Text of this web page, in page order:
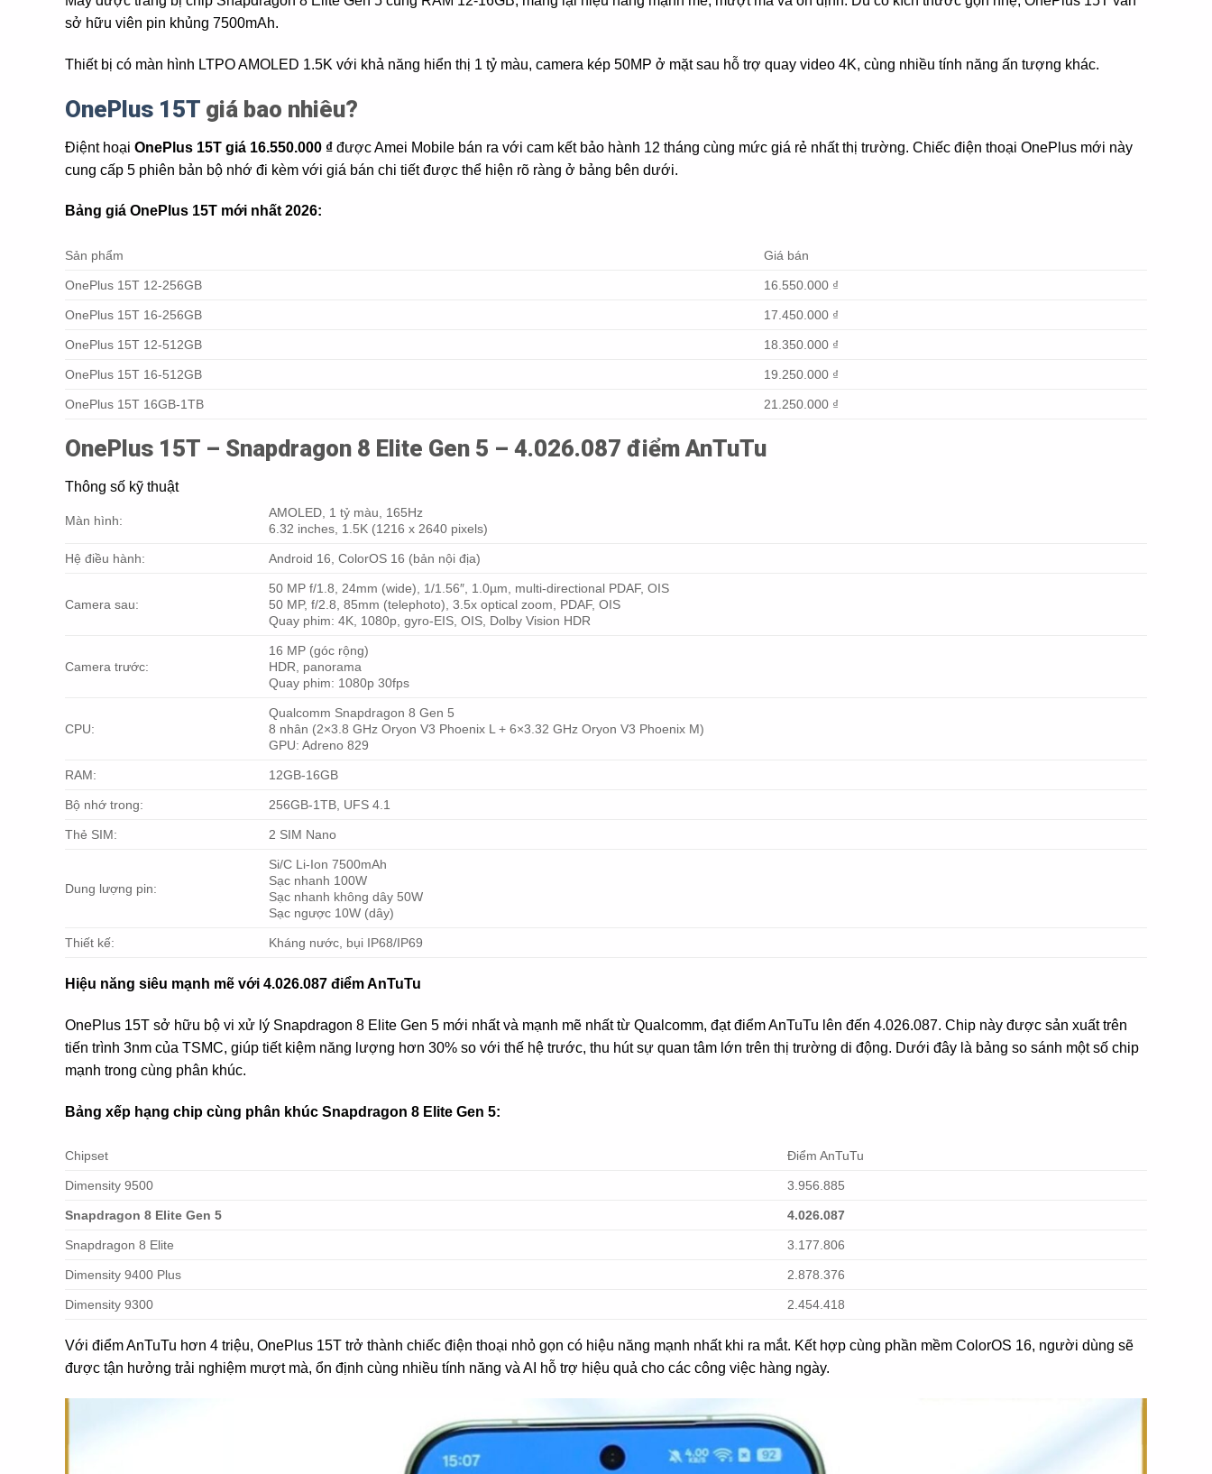
sở hữu viên pin khủng 7500mAh.
Thiết bị có màn hình LTPO AMOLED 1.5K với khả năng hiển thị 1 tỷ màu, camera kép 50MP ở mặt sau hỗ trợ quay video 4K, cùng nhiều tính năng ấn tượng khác.
OnePlus 15T giá bao nhiêu?
Điệnt hoại OnePlus 15T giá 16.550.000 ₫ được Amei Mobile bán ra với cam kết bảo hành 12 tháng cùng mức giá rẻ nhất thị trường. Chiếc điện thoại OnePlus mới này
cung cấp 5 phiên bản bộ nhớ đi kèm với giá bán chi tiết được thể hiện rõ ràng ở bảng bên dưới.
Bảng giá OnePlus 15T mới nhất 2026:
Sản phẩm Giá bán
OnePlus 15T 12-256GB 16.550.000 ₫
OnePlus 15T 16-256GB 17.450.000 ₫
OnePlus 15T 12-512GB 18.350.000 ₫
OnePlus 15T 16-512GB 19.250.000 ₫
OnePlus 15T 16GB-1TB 21.250.000 ₫
OnePlus 15T – Snapdragon 8 Elite Gen 5 – 4.026.087 điểm AnTuTu
Thông số kỹ thuật
Màn hình:
AMOLED, 1 tỷ màu, 165Hz
6.32 inches, 1.5K (1216 x 2640 pixels)
Hệ điều hành: Android 16, ColorOS 16 (bản nội địa)
Camera sau:
50 MP f/1.8, 24mm (wide), 1/1.56″, 1.0µm, multi-directional PDAF, OIS
50 MP, f/2.8, 85mm (telephoto), 3.5x optical zoom, PDAF, OIS
Quay phim: 4K, 1080p, gyro-EIS, OIS, Dolby Vision HDR
Camera trước:
16 MP (góc rộng)
HDR, panorama
Quay phim: 1080p 30fps
CPU:
Qualcomm Snapdragon 8 Gen 5
8 nhân (2×3.8 GHz Oryon V3 Phoenix L + 6×3.32 GHz Oryon V3 Phoenix M)
GPU: Adreno 829
RAM: 12GB-16GB
Bộ nhớ trong: 256GB-1TB, UFS 4.1
Thẻ SIM: 2 SIM Nano
Dung lượng pin:
Si/C Li-Ion 7500mAh
Sạc nhanh 100W
Sạc nhanh không dây 50W
Sạc ngược 10W (dây)
Thiết kế: Kháng nước, bụi IP68/IP69
Hiệu năng siêu mạnh mẽ với 4.026.087 điểm AnTuTu
OnePlus 15T sở hữu bộ vi xử lý Snapdragon 8 Elite Gen 5 mới nhất và mạnh mẽ nhất từ Qualcomm, đạt điểm AnTuTu lên đến 4.026.087. Chip này được sản xuất trên
tiến trình 3nm của TSMC, giúp tiết kiệm năng lượng hơn 30% so với thế hệ trước, thu hút sự quan tâm lớn trên thị trường di động. Dưới đây là bảng so sánh một số chip
mạnh trong cùng phân khúc.
Bảng xếp hạng chip cùng phân khúc Snapdragon 8 Elite Gen 5:
Chipset Điểm AnTuTu
Dimensity 9500 3.956.885
Snapdragon 8 Elite Gen 5 4.026.087
Snapdragon 8 Elite 3.177.806
Dimensity 9400 Plus 2.878.376
Dimensity 9300 2.454.418
Với điểm AnTuTu hơn 4 triệu, OnePlus 15T trở thành chiếc điện thoại nhỏ gọn có hiệu năng mạnh nhất khi ra mắt. Kết hợp cùng phần mềm ColorOS 16, người dùng sẽ
được tận hưởng trải nghiệm mượt mà, ổn định cùng nhiều tính năng và AI hỗ trợ hiệu quả cho các công việc hàng ngày.